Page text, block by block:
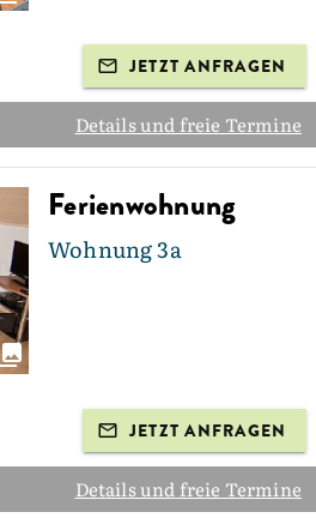
JETZT ANFRAGEN
Details und freie Termine
Ferienwohnung
Wohnung 3a
JETZT ANFRAGEN
Details und freie Termine